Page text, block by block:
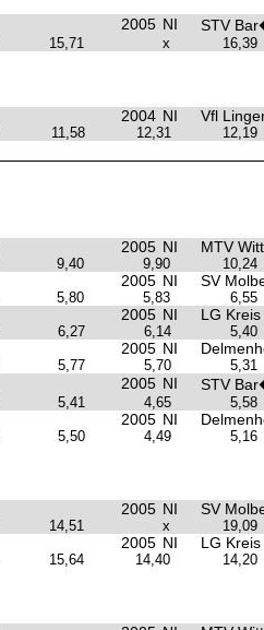
2005 NI STV
15,71 x 16,39
2004 NI Vfl
11,58 12,31 12,19
2005 NI MTV
9,40 9,90 10,24
2005 NI SV
5,80 5,83 6,55
2005 NI LG
6,27 6,14 5,40
2005 NI
5,77 5,70 5,31
2005 NI STV
5,41 4,65 5,58
2005 NI
5,50 4,49 5,16
2005 NI SV
14,51 x 19,09
2005 NI LG
15,64 14,40 14,20